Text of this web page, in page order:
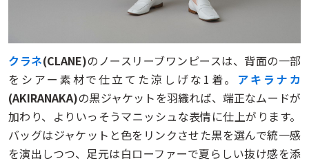
クラネ(CLANE)のノースリーブワンピースは、背面の一部
をシアー素材で仕立てた涼しげな1着。 アキラナカ
(AKIRANAKA)の黒ジャケットを羽織れば、端正なムードが
加わり、よりいっそうマニッシュな表情に仕上がります。
バッグはジャケットと色をリンクさせた黒を選んで統一感
を演出しつつ、足元は白ローファーで夏らしい抜け感を添